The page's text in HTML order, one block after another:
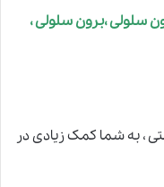
سلولی ،برون سلولی ،
، به شما کمک زیادی در